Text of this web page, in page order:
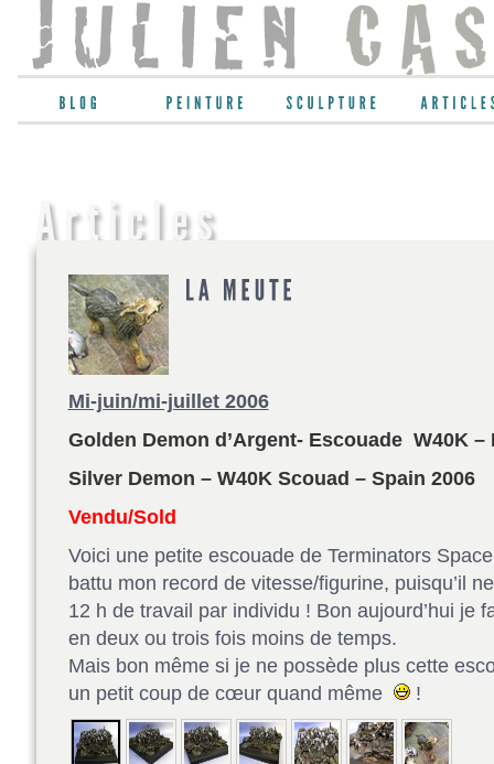
Mi-juin/mi-juillet 2006
Golden Demon d’Argent- Escouade W40K –
Silver Demon – W40K Scouad – Spain 2006
Vendu/Sold
Voici une petite escouade de Terminators
battu mon record de vitesse/figurine, puisqu’il
12 h de travail par individu ! Bon aujourd’hui je
en deux ou trois fois moins de temps.
Mais bon même si je ne possède plus cette
un petit coup de cœur quand même
!